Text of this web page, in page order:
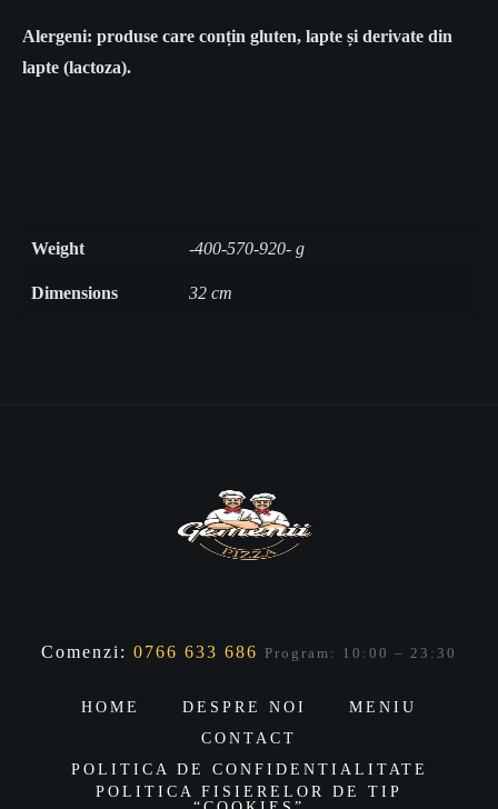
Alergeni: produse care conțin gluten, lapte și derivate din
lapte (lactoza).
Weight -400-570-920- g
Dimensions 32 cm
Comenzi: 0766 633 686 Program: 10:00 – 23:30
HOME DESPRE NOI
MENIU
CONTACT
POLITICA DE CONFIDENTIALITATE
POLITICA FISIERELOR DE TIP